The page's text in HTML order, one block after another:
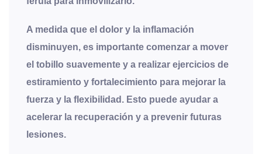
A medida que el dolor y la inflamación
disminuyen, es importante comenzar a mover
el tobillo suavemente y a realizar ejercicios de
estiramiento y fortalecimiento para mejorar la
fuerza y la flexibilidad. Esto puede ayudar a
acelerar la recuperación y a prevenir futuras
lesiones.